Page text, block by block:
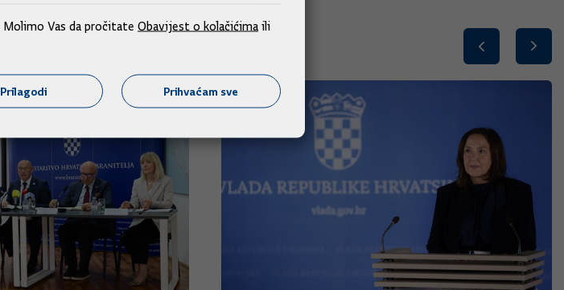
Vas da pročitate Obavijest o kolačićima ili
Prilagodi Prihvaćam sve